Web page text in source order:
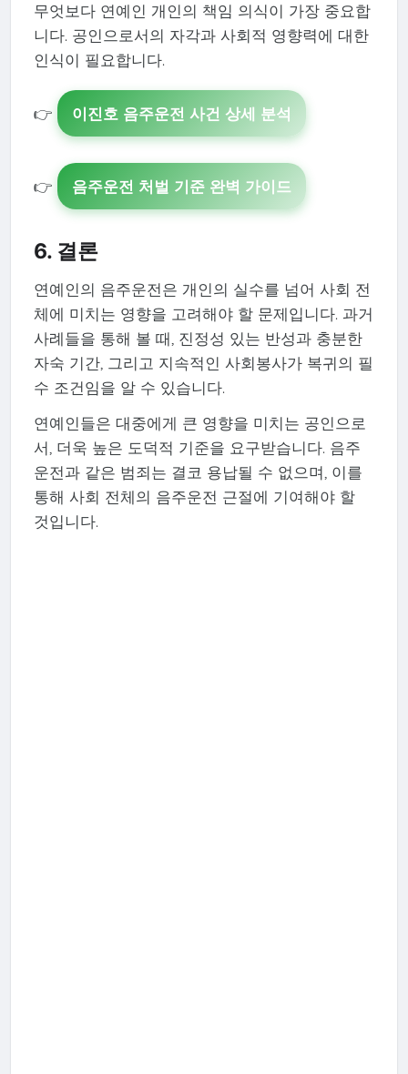
무엇보다 연예인 개인의 책임 의식이 가장 중요합
니다. 공인으로서의 자각과 사회적 영향력에 대한
인식이 필요합니다.
👉 이진호 음주운전 사건 상세 분석
👉 음주운전 처벌 기준 완벽 가이드
6. 결론
연예인의 음주운전은 개인의 실수를 넘어 사회 전
체에 미치는 영향을 고려해야 할 문제입니다. 과거
사례들을 통해 볼 때, 진정성 있는 반성과 충분한
자숙 기간, 그리고 지속적인 사회봉사가 복귀의 필
수 조건임을 알 수 있습니다.
연예인들은 대중에게 큰 영향을 미치는 공인으로
서, 더욱 높은 도덕적 기준을 요구받습니다. 음주
운전과 같은 범죄는 결코 용납될 수 없으며, 이를
통해 사회 전체의 음주운전 근절에 기여해야 할
것입니다.